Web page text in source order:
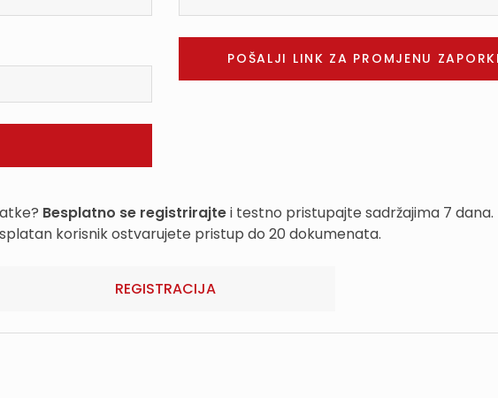
Besplatno se registrirajtei testno pristupajte sadržajima 7 dana.
korisnik ostvarujete pristup do 20 dokumenata.
REGISTRACIJA